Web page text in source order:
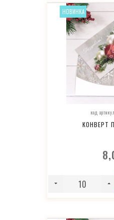
код
КОНВЕРТ
НОВИНКА